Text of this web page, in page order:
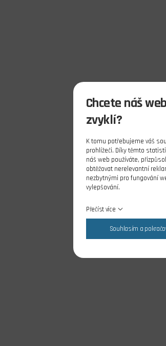
Chcete náš
zvyklí?
K tomu potřebujeme váš
prohlížeči. Díky těmto
náš web používáte,
obtěžovat nerelevantní
nezbytnými pro fungování
vylepšování.
Přečíst více
Souhlasím a